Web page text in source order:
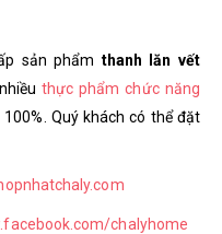
sản phẩm thanh lăn vết
thực phẩm chức năng
100%. Quý khách có thể đặt
chalyhome